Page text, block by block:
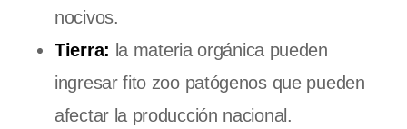
nocivos.
Tierra: la materia orgánica pueden
ingresar fito zoo patógenos que pueden
afectar la producción nacional.